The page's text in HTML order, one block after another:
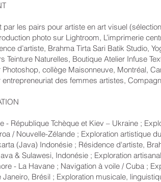
pairs pour artiste en art visuel (sélection
photo sur Lightroom, L’imprimerie centre
Brahma Tirta Sari Batik Studio,
Naturelles, Boutique Atelier Infuse
collège Maisonneuve, Montréal,
des femmes artistes, Compagnie
Tchèque et Kiev – Ukraine ;
Nouvelle-Zélande ; Exploration artistique
Indonésie ; Résidence d'artiste,
& Sulawesi, Indonésie ; Exploration
La Havane ; Navigation à voile / Cuba ;
Brésil ; Exploration musicale,